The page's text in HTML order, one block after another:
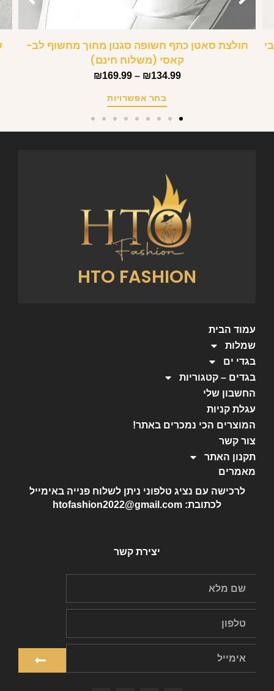
חולצת סאטן כתף חשופה סגנון מחוך מחשוף לב-
קאסי (משלוח חינם)
₪134.99
–
₪169.99
בחר אפשרויות
HTO FASHION
עמוד הבית
שמלות
בגדי ים
בגדים – קטגוריות
החשבון שלי
עגלת קניות
המוצרים הכי נמכרים באתר!
צור קשר
תקנון האתר
מאמרים
לרכישה עם נציג טלפוני ניתן לשלוח פנייה באימייל
לכתובת: htofashion2022@gmail.com
יצירת קשר